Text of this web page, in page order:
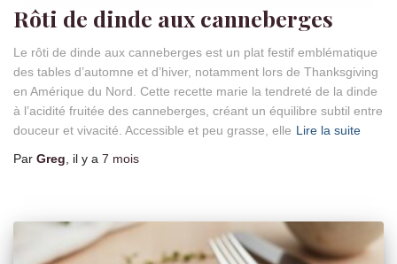
Rôti de dinde aux canneberges
Le rôti de dinde aux canneberges est un plat festif emblématique
des tables d’automne et d’hiver, notamment lors de Thanksgiving
en Amérique du Nord. Cette recette marie la tendreté de la dinde
à l’acidité fruitée des canneberges, créant un équilibre subtil entre
douceur et vivacité. Accessible et peu grasse, elle Lire la suite
Par Greg , il y a 7 mois